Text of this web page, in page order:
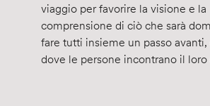
viaggio per favorire la visione e la
comprensione di ciò che sarà
fare tutti insieme un passo
dove le persone incontrano il loro